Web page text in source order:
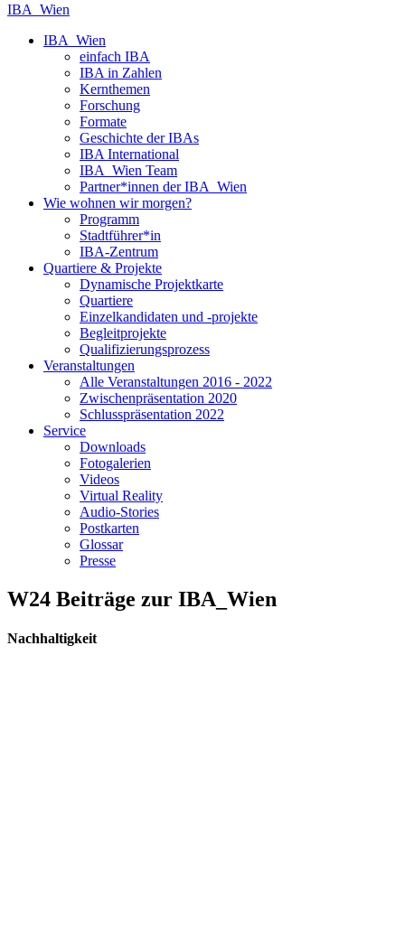
IBA_Wien
IBA_Wien
einfach IBA
IBA in Zahlen
Kernthemen
Forschung
Formate
Geschichte der IBAs
IBA International
IBA_Wien Team
Partner*innen der IBA_Wien
Wie wohnen wir morgen?
Programm
Stadtführer*in
IBA-Zentrum
Quartiere & Projekte
Dynamische Projektkarte
Quartiere
Einzelkandidaten und -projekte
Begleitprojekte
Qualifizierungsprozess
Veranstaltungen
Alle Veranstaltungen 2016 - 2022
Zwischenpräsentation 2020
Schlusspräsentation 2022
Service
Downloads
Fotogalerien
Videos
Virtual Reality
Audio-Stories
Postkarten
Glossar
Presse
W24 Beiträge zur IBA_Wien
Nachhaltigkeit